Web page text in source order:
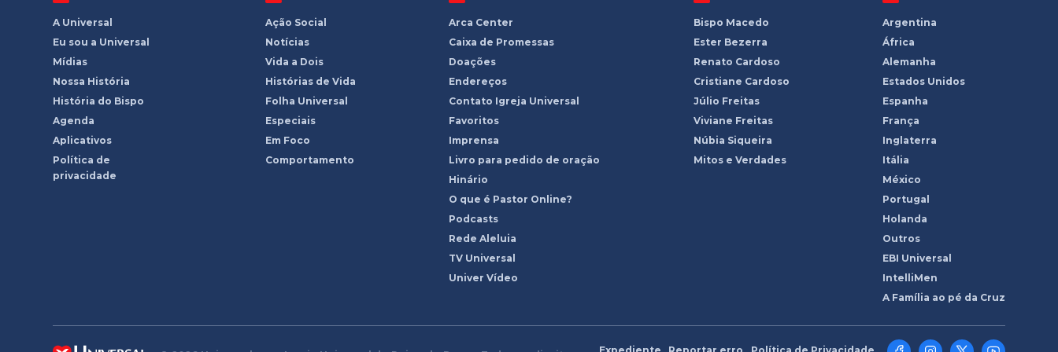
A Universal
Eu sou a Universal
Mídias
Nossa História
História do Bispo
Agenda
Aplicativos
Política de
privacidade
Ação Social
Notícias
Vida a Dois
Histórias de Vida
Folha Universal
Especiais
Em Foco
Comportamento
Arca Center
Caixa de Promessas
Doações
Endereços
Contato Igreja Universal
Favoritos
Imprensa
Livro para pedido de oração
Hinário
O que é Pastor Online?
Podcasts
Rede Aleluia
TV Universal
Univer Vídeo
Bispo Macedo
Ester Bezerra
Renato Cardoso
Cristiane Cardoso
Júlio Freitas
Viviane Freitas
Núbia Siqueira
Mitos e Verdades
Argentina
África
Alemanha
Estados Unidos
Espanha
França
Inglaterra
Itália
México
Portugal
Holanda
Outros
EBI Universal
IntelliMen
A Família ao pé da Cruz